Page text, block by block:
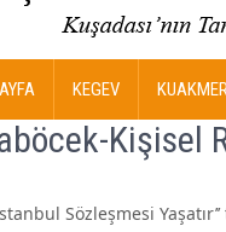
KEGEV
Kişisel
Sözleşmesi